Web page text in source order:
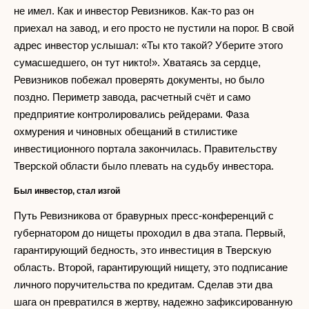
не имел. Как и инвестор Ревизников. Как-то раз он
приехал на завод, и его просто не пустили на порог. В свой
адрес инвестор услышал: «Ты кто такой? Уберите этого
сумасшедшего, он тут никто!». Хватаясь за сердце,
Ревизников побежал проверять документы, но было
поздно. Периметр завода, расчетный счёт и само
предприятие контролировались рейдерами. Фаза
охмурения и чиновных обещаний в стилистике
инвестиционного портала закончилась. Правительству
Тверской области было плевать на судьбу инвестора.
Был инвестор, стал изгой
Путь Ревизникова от бравурных пресс-конференций с
губернатором до нищеты проходил в два этапа. Первый,
гарантирующий бедность, это инвестиция в Тверскую
область. Второй, гарантирующий нищету, это подписание
личного поручительства по кредитам. Сделав эти два
шага он превратился в жертву, надежно зафиксированную